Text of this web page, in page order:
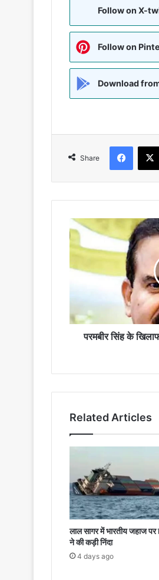
Follow on X-
Follow on
Download
Share
परमबीर
सिंह
के
तीसरा
परमबीर सिंह के
Related Articles
लाल सागर में भारतीय जहाज
ने की कड़ी निंदा
4 days ago